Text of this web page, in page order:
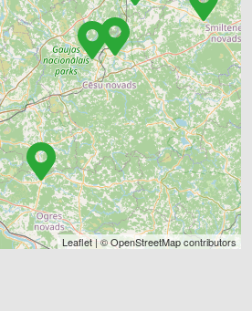
Leaflet| ©OpenStreetMapcontributors